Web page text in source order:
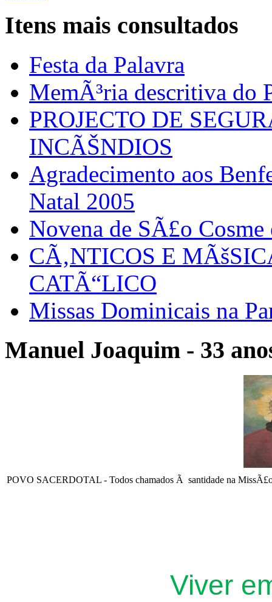
Itens mais consultados
Festa da Palavra
MemÃ³ria descritiva do
PROJECTO DE
INCÃŠNDIOS
Agradecimento aos
Natal 2005
Novena de SÃ£o
CÃ‚NTICOS E
CATÃ“LICO
Missas Dominicais na
Manuel Joaquim - 33
POVO SACERDOTAL - Todos chamados Ã santidade na
Viver